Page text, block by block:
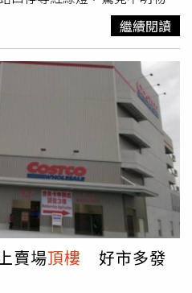
發現竟是一隻狗，因懷疑是
外，隨即通報樹林分局山佳派
。動保處人員趕抵現場查驗，
隨後通知飼主到案說明並進行
平時白天在外地工作，將愛犬
，露臺上平時堆放不少雜物。案
愛犬疑似受到劇烈雷聲驚嚇，
，並沿著突出的樓板向外行
可走，最終失足墜樓身亡，警
也認為飼主所述屬實，排除人
出，依《動物保護法》第 5 條
，應避免其遭受騷擾、虐待或
養環境，於臨牆處堆放雜物，
墜落死亡，違規事實明確，
保處提醒，居住於高樓層或
繼續閱讀
賣場頂樓 好市多發